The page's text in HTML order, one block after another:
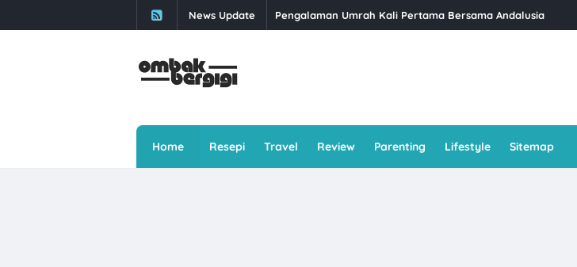
News Update Daun Kesum: Khasiat, Nama Saintifik, dan Kandungan Nutrisi
Berbuka Puasa Set Iftar Ramadan di Restoran Bara
Rawat Masalah Ekzema Di Klinik Dr Bazilah
Home Resepi Travel Review Parenting Lifestyle Sitemap